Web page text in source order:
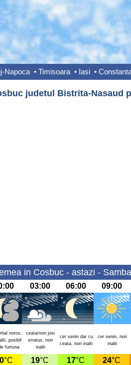
Napoca • Timisoara • Iasi •
judetul Bistrita-Nasaud
in Cosbuc - astazi -
03:00 06:00 09:00
noros,
posibil
furtuna
ceata/nori josi
stratus, nori
inalti
cer senin dar cu
ceata, nori inalti
cer senin, nori
inalti
°C 19°C 17°C 24°C